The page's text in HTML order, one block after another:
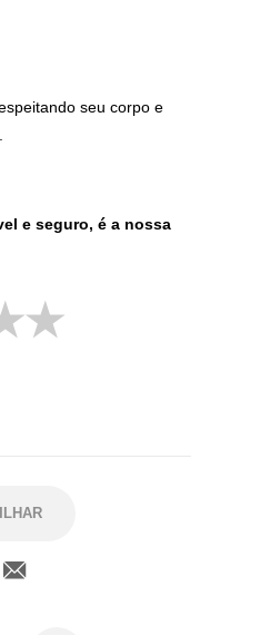
seu corpo e
e seguro, é a nossa